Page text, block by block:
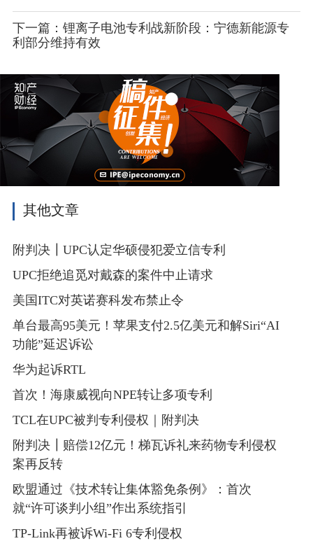
下一篇：锂离子电池专利战新阶段：宁德新能源专
利部分维持有效
其他文章
附判决┃UPC认定华硕侵犯爱立信专利
UPC拒绝追觅对戴森的案件中止请求
美国ITC对英诺赛科发布禁止令
单台最高95美元！苹果支付2.5亿美元和解Siri“AI
功能”延迟诉讼
华为起诉RTL
首次！海康威视向NPE转让多项专利
TCL在UPC被判专利侵权｜附判决
附判决┃赔偿12亿元！梯瓦诉礼来药物专利侵权
案再反转
欧盟通过《技术转让集体豁免条例》：首次
就“许可谈判小组”作出系统指引
TP-Link再被诉Wi-Fi 6专利侵权